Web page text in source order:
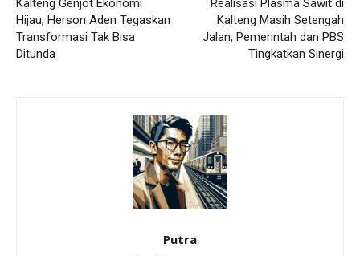
Kalteng Genjot Ekonomi
Hijau, Herson Aden Tegaskan
Transformasi Tak Bisa
Ditunda
Realisasi Plasma Sawit di
Kalteng Masih Setengah
Jalan, Pemerintah dan PBS
Tingkatkan Sinergi
Putra